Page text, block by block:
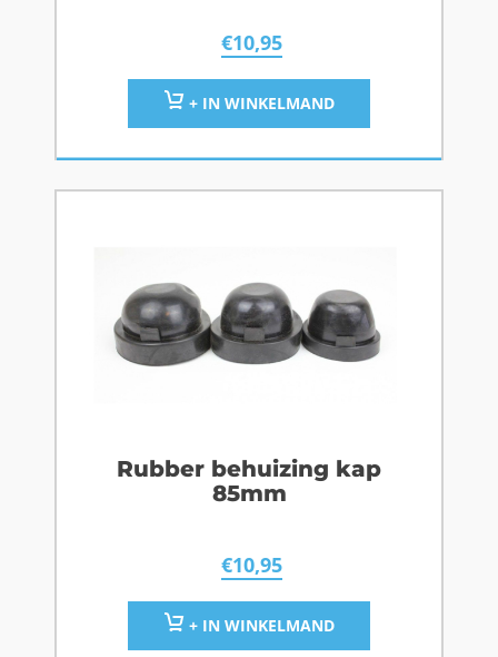
€10,95
+ IN WINKELMAND
Rubber behuizing kap
85mm
€10,95
+ IN WINKELMAND